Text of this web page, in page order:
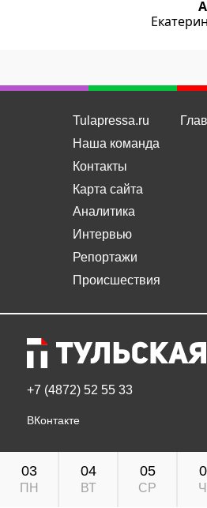
Tulapressa.ru
Наша команда
Контакты
Карта сайта
Аналитика
Интервью
Репортажи
Происшествия
+7 (4872) 52 55 33
ВКонтакте
03
ПН
04
ВТ
05
СР